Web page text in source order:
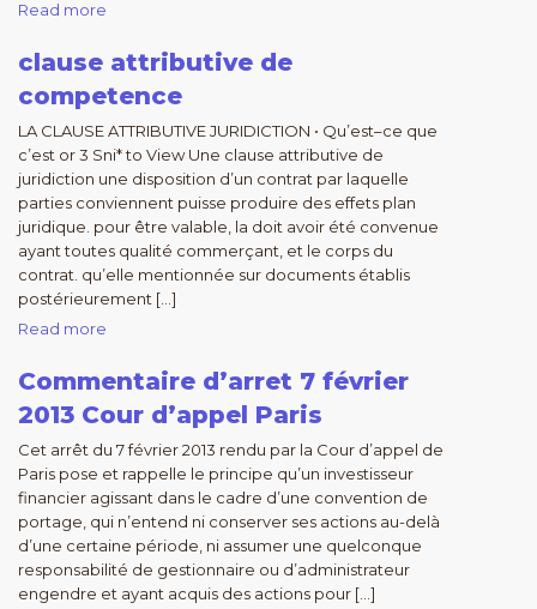
Read more
clause attributive de
competence
LA CLAUSE ATTRIBUTIVE JURIDICTION • Qu’est–ce que
c’est or 3 Sni* to View Une clause attributive de
juridiction une disposition d’un contrat par laquelle
parties conviennent puisse produire des effets plan
juridique. pour être valable, la doit avoir été convenue
ayant toutes qualité commerçant, et le corps du
contrat. qu’elle mentionnée sur documents établis
postérieurement […]
Read more
Commentaire d’arret 7 février
2013 Cour d’appel Paris
Cet arrêt du 7 février 2013 rendu par la Cour d’appel de
Paris pose et rappelle le principe qu’un investisseur
financier agissant dans le cadre d’une convention de
portage, qui n’entend ni conserver ses actions au-delà
d’une certaine période, ni assumer une quelconque
responsabilité de gestionnaire ou d’administrateur
engendre et ayant acquis des actions pour […]